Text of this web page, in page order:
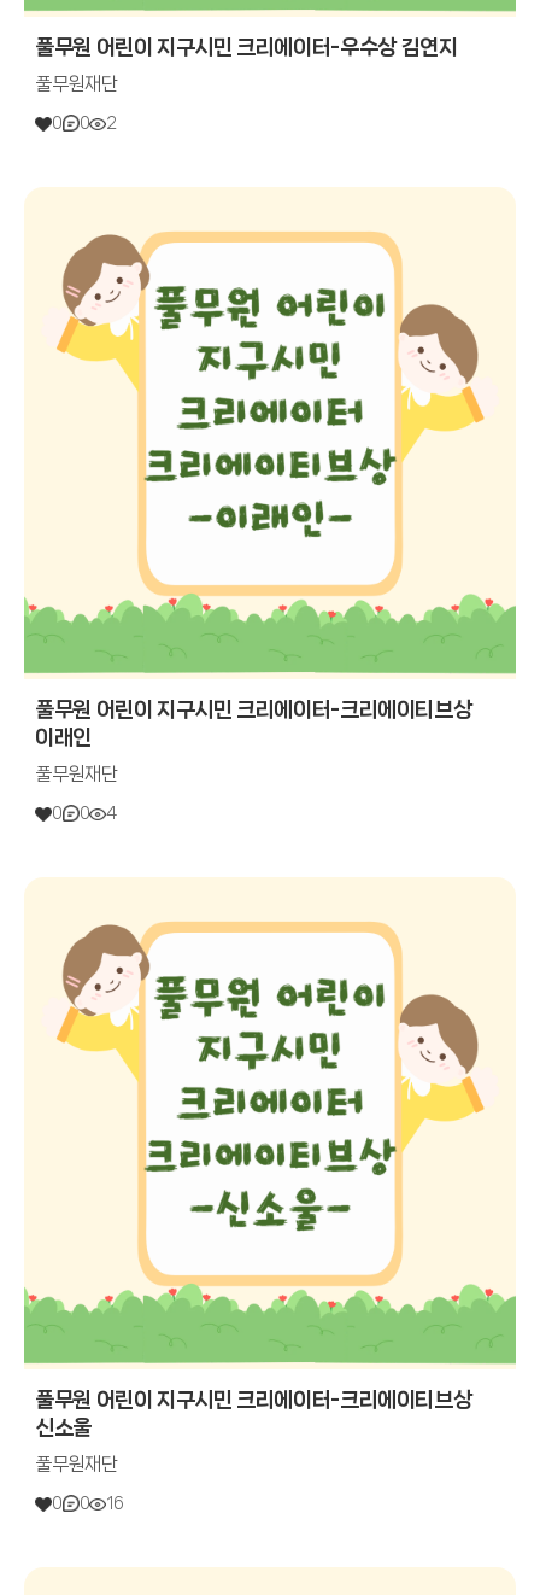
풀무원 어린이 지구시민 크리에이터-우수상 김연지
풀무원재단
0 0 2
풀무원 어린이 지구시민 크리에이터-크리에이티브상
이래인
풀무원재단
0 0 4
풀무원 어린이 지구시민 크리에이터-크리에이티브상
신소울
풀무원재단
0 0 16